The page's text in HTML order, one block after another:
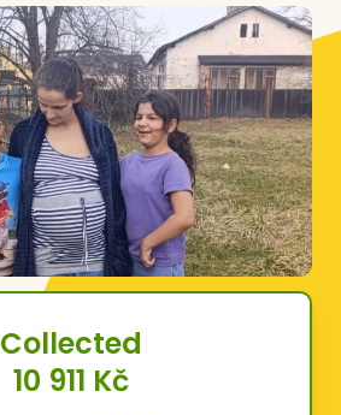
Collected
10 911 Kč